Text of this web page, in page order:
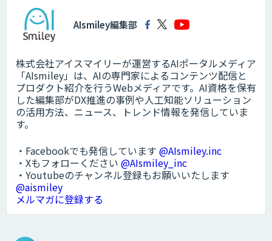
AIsmiley編集部
株式会社アイスマイリーが運営するAIポータルメディア
「AIsmiley」は、AIの専門家によるコンテンツ配信と
プロダクト紹介を行うWebメディアです。AI資格を保有
した編集部がDX推進の事例や人工知能ソリューション
の活用方法、ニュース、トレンド情報を発信していま
す。
・Facebookでも発信しています @AIsmiley.inc
・Xもフォローください @AIsmiley_inc
・Youtubeのチャンネル登録もお願いいたします
@aismiley
メルマガに登録する